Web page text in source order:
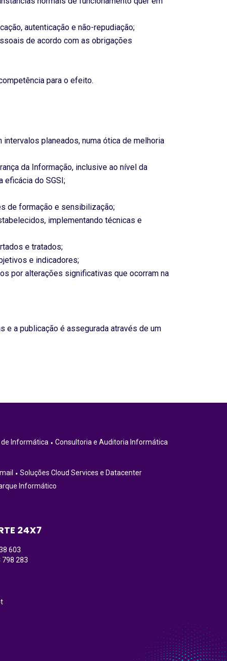
autenticação e não-repudiação;
de acordo com as obrigações
para o efeito.
planeados, numa ótica de melhoria
da Informação, inclusive ao nível da
eficácia do SGSI;
de formação e sensibilização;
implementando técnicas e
e tratados;
e indicadores;
por alterações significativas que ocorram na
e a publicação é assegurada através de um
Informática
Consultoria e Auditoria Informática
Soluções Cloud Services e Datacenter
Informático
24X7
603
798 283